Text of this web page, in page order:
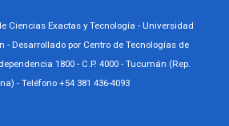
Ciencias Exactas y Tecnología - Universidad
- Desarrollado por Centro de Tecnologías de
1800 - C.P. 4000 - Tucumán (Rep.
- Teléfono +54 381 436-4093